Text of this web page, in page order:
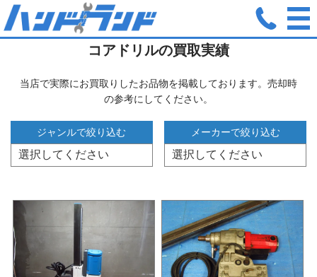
ホーム コアドリル
コアドリルの買取実績
当店で実際にお買取りしたお品物を掲載しております。売却時
の参考にしてください。
ジャンルで絞り込む メーカーで絞り込む